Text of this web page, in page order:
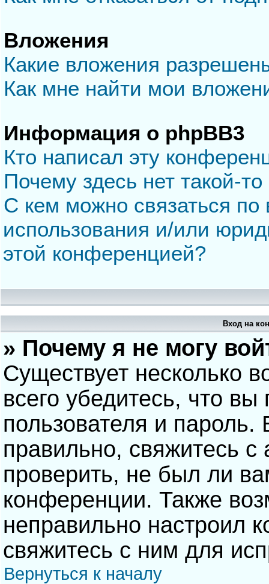
Вложения
Какие вложения
Как мне найти мои
Информация о phpBB3
Кто написал эту
Почему здесь нет такой-
С кем можно связаться по
использования и/или
этой конференцией?
Вход на
» Почему я не могу
Существует несколько
всего убедитесь, что
пользователя и
правильно, свяжитесь
проверить, не был ли
конференции. Также
неправильно настроил
свяжитесь с ним для
Вернуться к началу